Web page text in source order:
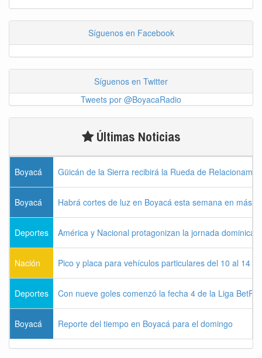
Síguenos en Facebook
Síguenos en Twitter
Tweets por @BoyacaRadio
Últimas Noticias
Boyacá Güicán de la Sierra recibirá la Rueda de
Boyacá Habrá cortes de luz en Boyacá esta semana en más
Deportes América y Nacional protagonizan la jornada dominical
Nación Pico y placa para vehículos particulares del 10 al 14
Deportes Con nueve goles comenzó la fecha 4 de la Liga
Boyacá Reporte del tiempo en Boyacá para el domingo